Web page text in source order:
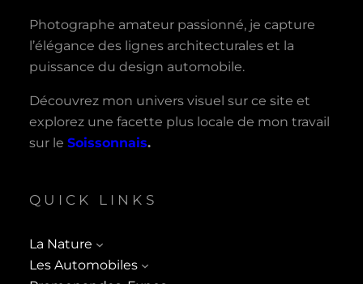
Photographe amateur passionné, je capture
l’élégance des lignes architecturales et la
puissance du design automobile.
Découvrez mon univers visuel sur ce site et
explorez une facette plus locale de mon travail
sur le Soissonnais.
QUICK LINKS
La Nature
Les Automobiles